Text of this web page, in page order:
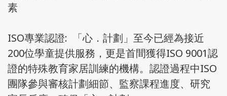
素
ISO專業認證: 「心．計劃」至今已經為接近
200位學童提供服務，更是首間獲得ISO 9001認
證的特殊教育家居訓練的機構。認證過程中ISO
團隊參與審核計劃細節、監察課程進度、研究